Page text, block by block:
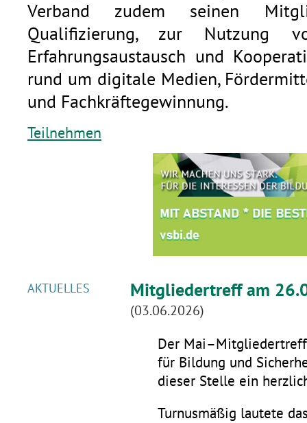
Verband zudem seinen
Qualifizierung, zur Nutzung
Erfahrungsaustausch und
rund um digitale Medien,
und Fachkräftegewinnung.
Teilnehmen
AKTUELLES Mitgliedertreff am
(03.06.2026)
Der
für Bildung und
dieser Stelle ein
Turnusmäßig lautete